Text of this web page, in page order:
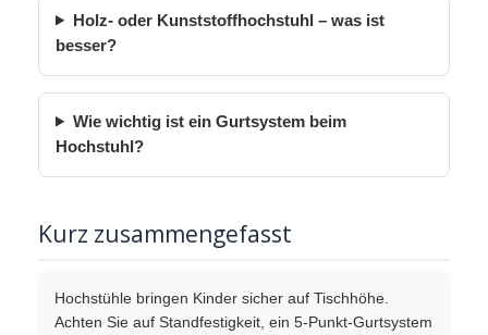
Holz- oder Kunststoffhochstuhl – was ist
besser?
Wie wichtig ist ein Gurtsystem beim
Hochstuhl?
Kurz zusammengefasst
Hochstühle bringen Kinder sicher auf Tischhöhe.
Achten Sie auf Standfestigkeit, ein 5-Punkt-Gurtsystem